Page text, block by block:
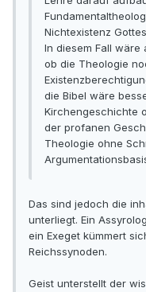
Nichtexistenz
In diesem Fall wäre
ob die Theologie
die Bibel wäre
Kirchengeschichte
der profanen
Theologie ohne
Das sind jedoch die
unterliegt. Ein
ein Exeget kümmert
Reichssynoden.
Geist unterstellt der